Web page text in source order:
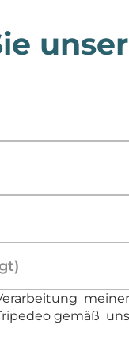
gemäß